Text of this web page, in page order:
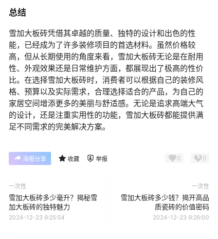
总结
雪加大板砖凭借其卓越的质量、独特的设计和出色的性
能，已经成为了许多装修项目的首选材料。虽然价格较
高，但从长期使用的角度来看，雪加大板砖无论是在耐用
性、外观效果还是日常维护方面，都展现出了极高的性价
比。在选择雪加大板砖时，消费者可以根据自己的装修风
格、预算以及实际需求，合理选择适合的产品，为自己的
家居空间增添更多的美丽与舒适感。无论是追求高端大气
的设计，还是注重实用性的功能，雪加大板砖都能提供满
足不同需求的完美解决方案。
海报分享 收藏 举报 0 0
一次性
雪加大板砖多少毫升？揭秘雪
加大板砖的独特魅力
2024-12-23 9:25:54
一次性
雪加大板砖多少钱？揭开高品
质瓷砖的价值密码
2024-12-23 9:26:00